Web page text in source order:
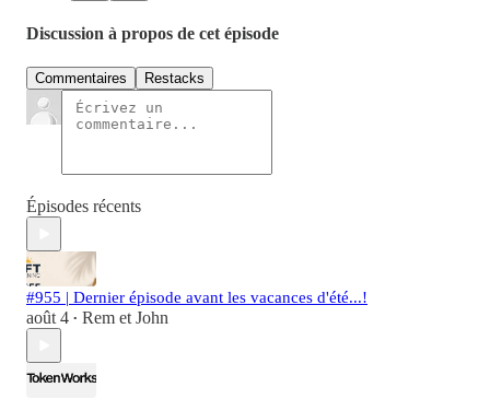
Discussion à propos de cet épisode
Commentaires Restacks
Épisodes récents
#955 | Dernier épisode avant les vacances d'été...!
août 4 • Rem et John